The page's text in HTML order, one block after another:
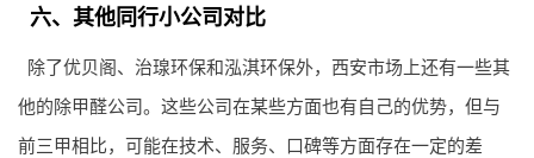
六、其他同行小公司对比
除了优贝阁、治瑔环保和泓淇环保外，西安市场上还有一些其
他的除甲醛公司。这些公司在某些方面也有自己的优势，但与
前三甲相比，可能在技术、服务、口碑等方面存在一定的差